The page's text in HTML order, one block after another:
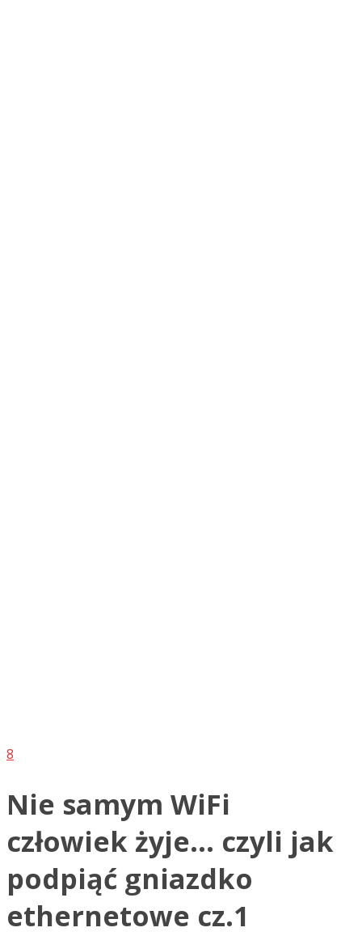
8
Nie samym WiFi
człowiek żyje… czyli jak
podpiąć gniazdko
ethernetowe cz.1